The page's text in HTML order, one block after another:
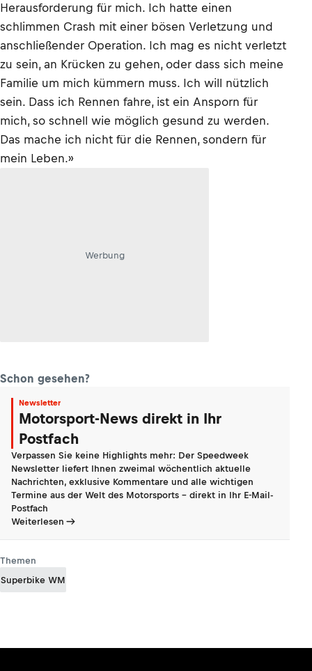
Herausforderung für mich. Ich hatte einen
schlimmen Crash mit einer bösen Verletzung und
anschließender Operation. Ich mag es nicht verletzt
zu sein, an Krücken zu gehen, oder dass sich meine
Familie um mich kümmern muss. Ich will nützlich
sein. Dass ich Rennen fahre, ist ein Ansporn für
mich, so schnell wie möglich gesund zu werden.
Das mache ich nicht für die Rennen, sondern für
mein Leben.»
Werbung
Schon gesehen?
Newsletter
Motorsport-News direkt in Ihr
Postfach
Verpassen Sie keine Highlights mehr: Der Speedweek
Newsletter liefert Ihnen zweimal wöchentlich aktuelle
Nachrichten, exklusive Kommentare und alle wichtigen
Termine aus der Welt des Motorsports - direkt in Ihr E-Mail-
Postfach
Weiterlesen
Themen
Superbike WM